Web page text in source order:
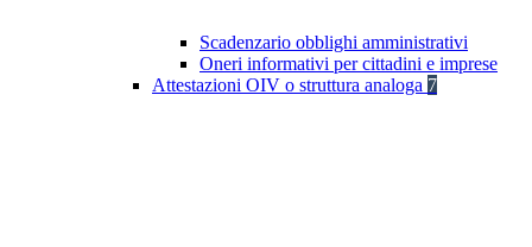
Scadenzario obblighi amministrativi
Oneri informativi per cittadini e imprese
Attestazioni OIV o struttura analoga 7